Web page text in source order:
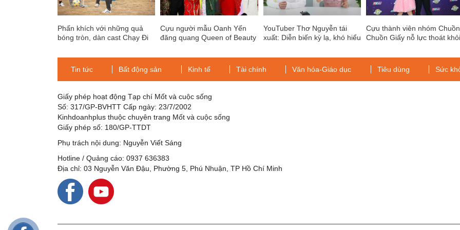
Phấn khích với những quả
bóng tròn, dàn cast Chạy Đi
Cựu người mẫu Oanh Yến
đăng quang Queen of Beauty
YouTuber Thơ Nguyễn tái
xuất: Diễn biến kỳ lạ, khó hiểu
Cựu thành viên nhóm Chuồn
Chuồn Giấy nỗ lực thoát khỏi
Tin tức Bất động sản Kinh tế Tài chính Văn hóa-Giáo dục Tiêu dùng Sức
Giấy phép hoạt động Tạp chí Mốt và cuộc sống
Số: 317/GP-BVHTT Cấp ngày: 23/7/2002
Kinhdoanhplus thuộc chuyên trang Mốt và cuộc sống
Giấy phép số: 180/GP-TTDT
Phụ trách nội dung: Nguyễn Viết Sáng
Hotline / Quảng cáo: 0937 636383
Địa chỉ: 03 Nguyễn Văn Đậu, Phường 5, Phú Nhuận, TP Hồ Chí Minh